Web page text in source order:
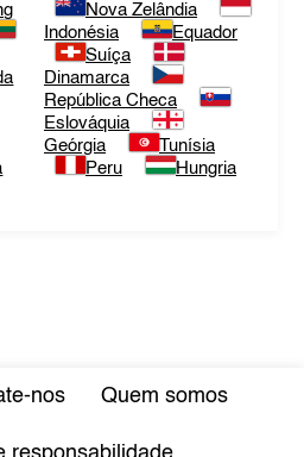
Nova Zelândia
Indonésia
Equador
Suíça
Dinamarca
República Checa
Eslováquia
Geórgia
Tunísia
Peru
Hungria
nos Quem somos